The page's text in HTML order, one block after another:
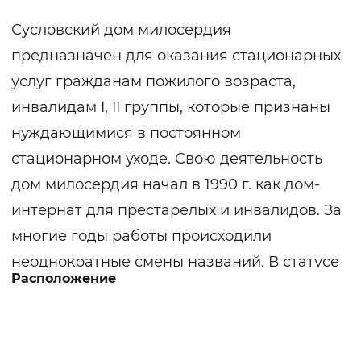
Сусловский дом милосердия
предназначен для оказания стационарных
услуг гражданам пожилого возраста,
инвалидам I, II группы, которые признаны
нуждающимися в постоянном
стационарном уходе. Свою деятельность
дом милосердия начал в 1990 г. как дом-
интернат для престарелых и инвалидов. За
многие годы работы происходили
неоднократные смены названий. В статусе
дома милосердия учреждение
Расположение